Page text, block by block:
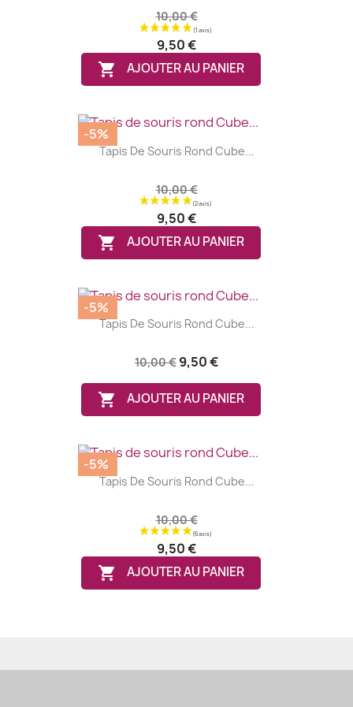
10,00 €
9,50 €
 AJOUTER AU PANIER
Tapis De Souris Rond Cube...
10,00 €
9,50 €
 AJOUTER AU PANIER
-5%
Tapis De Souris Rond Cube...
10,00 € 9,50 €
 AJOUTER AU PANIER
-5%
Tapis De Souris Rond Cube...
10,00 €
9,50 €
 AJOUTER AU PANIER
-5%